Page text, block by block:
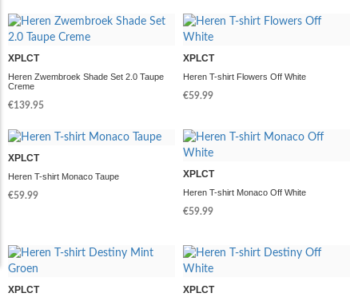
XPLCT
Heren Zwembroek Shade Set 2.0 Taupe
Creme
€139.95
XPLCT
Heren T-shirt Flowers Off White
€59.99
XPLCT
Heren T-shirt Monaco Taupe
€59.99
XPLCT
Heren T-shirt Monaco Off White
€59.99
XPLCT XPLCT